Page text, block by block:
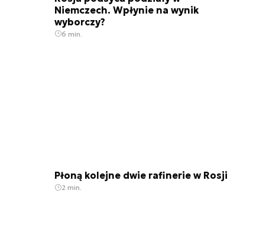
Niemczech. Wpłynie na wynik
wyborczy?
6 min.
Płoną kolejne dwie rafinerie w Rosji
2 min.